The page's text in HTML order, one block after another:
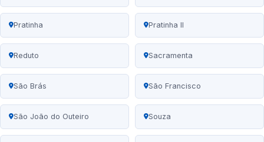
Pratinha Pratinha II
Reduto Sacramenta
São Brás São Francisco
São João do Outeiro Souza